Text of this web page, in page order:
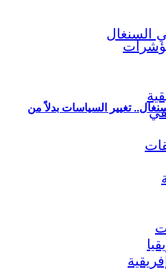
تغيير السياسات بدلاً من